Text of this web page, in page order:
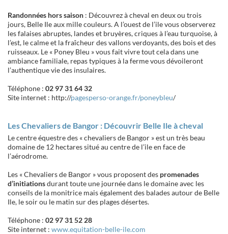
Randonnées hors saison : Découvrez à cheval en deux ou trois
jours, Belle Ile aux mille couleurs. A l’ouest de l’ile vous observerez
les falaises abruptes, landes et bruyères, criques à l’eau turquoise, à
l’est, le calme et la fraîcheur des vallons verdoyants, des bois et des
ruisseaux. Le « Poney Bleu » vous fait vivre tout cela dans une
ambiance familiale, repas typiques à la ferme vous dévoileront
l’authentique vie des insulaires.
Téléphone : 02 97 31 64 32
Site internet : http://pagesperso-orange.fr/poneybleu/
Les Chevaliers de Bangor : Découvrir Belle Ile à cheval
Le centre équestre des « chevaliers de Bangor » est un très beau
domaine de 12 hectares situé au centre de l’ile en face de
l’aérodrome.
Les « Chevaliers de Bangor » vous proposent des promenades
d’initiationsdurant toute une journée dans le domaine avec les
conseils de la monitrice mais également des balades autour de Belle
Ile, le soir ou le matin sur des plages désertes.
Téléphone : 02 97 31 52 28
Site internet : www.equitation-belle-ile.com